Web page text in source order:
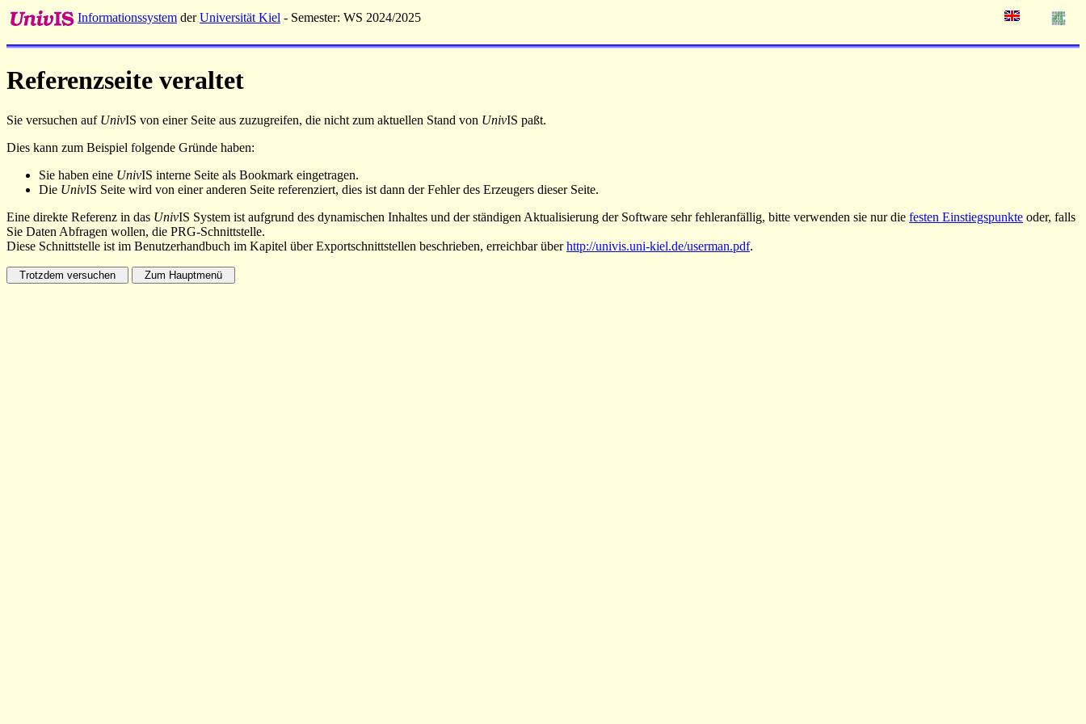
Informationssystem derUniversität Kiel - Semester: WS 2024/2025
Referenzseite veraltet
Sie versuchen auf UnivIS von einer Seite aus zuzugreifen, die nicht zum aktuellen Stand von UnivIS paßt.
Dies kann zum Beispiel folgende Gründe haben:
Sie haben eine UnivIS interne Seite als Bookmark eingetragen.
Die UnivIS Seite wird von einer anderen Seite referenziert, dies ist dann der Fehler des Erzeugers dieser Seite.
Eine direkte Referenz in das UnivIS System ist aufgrund des dynamischen Inhaltes und der ständigen Aktualisierung der Software sehr fehleranfällig, bitte verwenden sie nur die festen Einstiegspunkte oder, falls
Sie Daten Abfragen wollen, die PRG-Schnittstelle.
Diese Schnittstelle ist im Benutzerhandbuch im Kapitel über Exportschnittstellen beschrieben, erreichbar überhttp://univis.uni-kiel.de/userman.pdf.